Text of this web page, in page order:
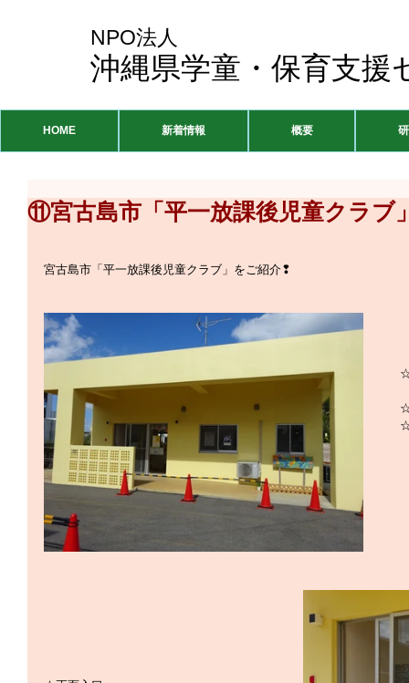
NPO法人
沖縄県学童・保育支援
HOME 新着情報 概要
⑪宮古島市「平一放課後児童クラブ
宮古島市「平一放課後児童クラブ」をご紹介❢